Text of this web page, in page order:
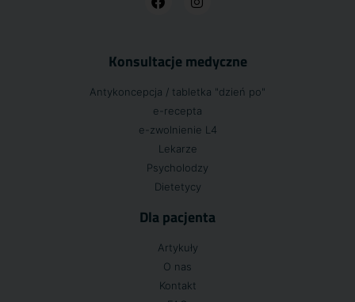
Konsultacje medyczne
Antykoncepcja / tabletka "dzień po"
e-recepta
e-zwolnienie L4
Lekarze
Psycholodzy
Dietetycy
Dla pacjenta
Artykuły
O nas
Kontakt